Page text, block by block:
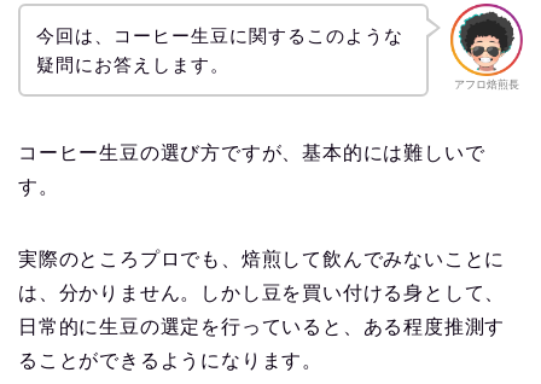
アフロ焙煎長
今回は、コーヒー生豆に関するこのような
疑問にお答えします。
コーヒー生豆の選び方ですが、基本的には難しいで
す。
実際のところプロでも、焙煎して飲んでみないことに
は、分かりません。しかし豆を買い付ける身として、
日常的に生豆の選定を行っていると、ある程度推測す
ることができるようになります。